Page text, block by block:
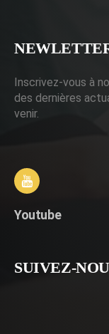
Inscrivez-vous à
des dernières
venir.
Youtube
SUIVEZ-